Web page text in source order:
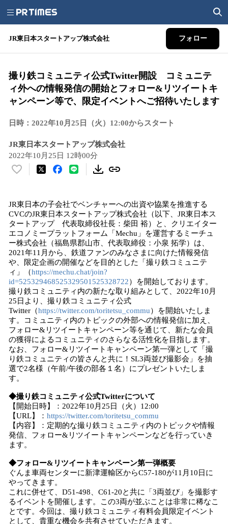
JR東日本スタートアップ株式会社 フォロー
撮り鉄コミュニティ公式Twitter開設 コミュニテ
ィ外への情報発信の開始とフォロー&リツイートキ
ャンペーン等で、限定イベントへご招待いたします
日時：2022年10月25日（火）12:00からスタート
JR東日本スタートアップ株式会社
2022年10月25日 12時00分
い
！
数
読
み
込
み
中
で
す
JR東日本の子会社でベンチャーへの出資や協業を推進する
CVCのJR東日本スタートアップ株式会社（以下、JR東日本ス
タートアップ 代表取締役社長：柴田 裕）と、クリエイター
エコノミープラットフォーム「Mechu」を運営するミーチュ
ー株式会社（福島県郡山市、代表取締役：小泉 拓学）は、
2021年11月から、鉄道ファンのみなさまに向けた情報発信
や、限定企画の開催などを目的とした「撮り鉄コミュニテ
ィ」（https://mechu.chat/join?
id=525329468525329501525328722）を開始しております。
撮り鉄コミュニティ内の新たな取り組みとして、2022年10月
25日より、撮り鉄コミュニティ公式
Twitter（https://twitter.com/toritetsu_commu）を開始いたしま
す。コミュニティ内のトピックの外部への情報発信に加え、
フォロー&リツイートキャンペーン等を通じて、新たな会員
の獲得によるコミュニティのさらなる活性化を目指します。
なお、フォロー&リツイートキャンペーン第一弾として「撮
り鉄コミュニティの皆さんと共に！SL3両並び撮影会」を抽
選で2名様（午前/午後の部各１名）にプレゼントいたしま
す。
◆撮り鉄コミュニティ公式Twitterについて
【開始日時】：2022年10月25日（火）12:00
【URL】： https://twitter.com/toritetsu_commu
【内容】：定期的な撮り鉄コミュニティ内のトピックや情報
発信、フォロー&リツイートキャンペーンなどを行っていき
ます。
◆フォロー&リツイートキャンペーン第一弾概要
ぐんま車両センターに新津運輸区からC57-180が11月10日に
やってきます。
これに併せて、D51-498、C61-20と共に「3両並び」を撮影す
るイベントを開催します。この3両が並ぶことは非常に稀なこ
とです。今回は、撮り鉄コミュニティ有料会員限定イベント
として、貴重な機会を共有させていただきます。